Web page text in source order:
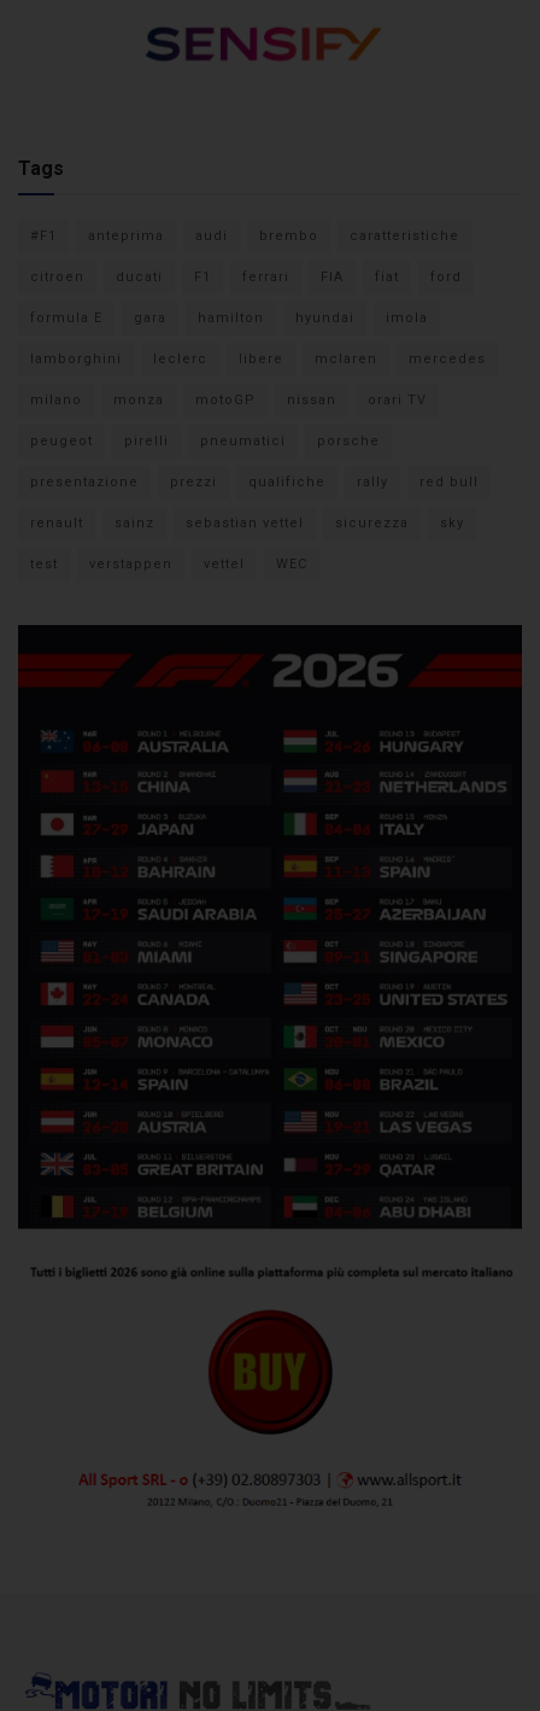
Tags
#F1 anteprima audi brembo caratteristiche
citroen ducati F1 ferrari FIA fiat ford
formula E gara hamilton hyundai imola
lamborghini leclerc libere mclaren mercedes
milano monza motoGP nissan orari TV
peugeot pirelli pneumatici porsche
presentazione prezzi qualifiche rally red bull
renault sainz sebastian vettel sicurezza sky
test verstappen vettel WEC